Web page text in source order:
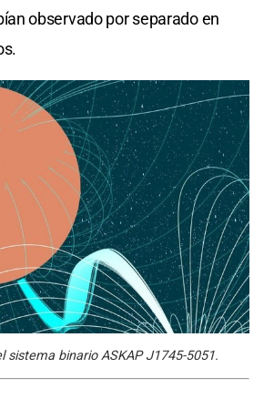
observado por separado en
binario ASKAP J1745-5051.